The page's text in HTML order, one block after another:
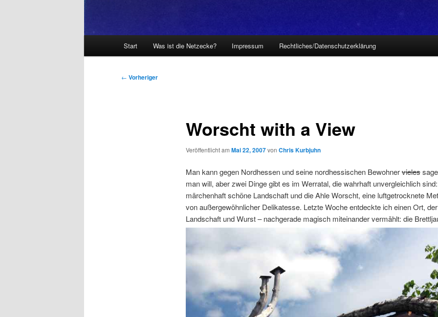
Start Was ist die Netzecke? Impressum Rechtliches/Datenschutzerklärung
Beitragsnavigation
← Vorheriger
Worscht with a View
Veröffentlicht am Mai 22, 2007von Chris Kurbjuhn
Man kann gegen Nordhessen und seine nordhessischen Bewohnervieles
man will, aber zwei Dinge gibt es im Werratal, die wahrhaft unvergleichlich
märchenhaft schöne Landschaft und die Ahle Worscht, eine luftgetrocknete
von außergewöhnlicher Delikatesse. Letzte Woche entdeckte ich einen Ort,
Landschaft und Wurst – nachgerade magisch miteinander vermählt: die